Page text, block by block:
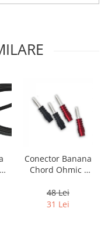
Conector Banana
Chord Ohmic -
48 Lei
31 Lei